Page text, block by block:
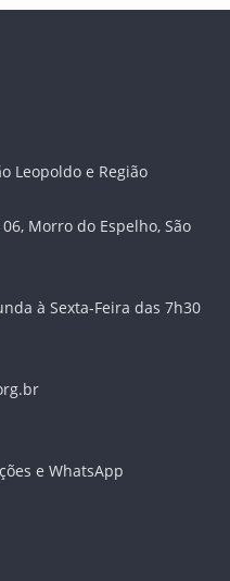
Leopoldo e Região
Morro do Espelho, São
à Sexta-Feira das 7h30
e WhatsApp